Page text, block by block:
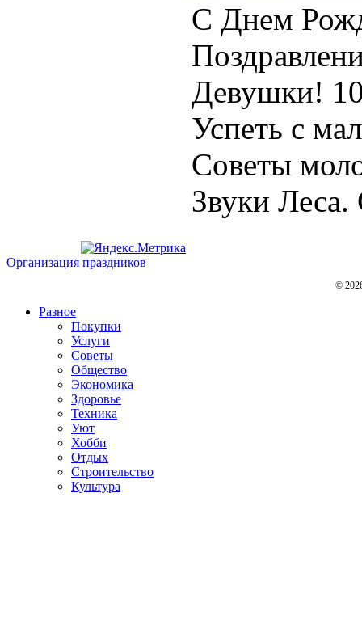
С Днем
Девушки!
Успеть с
Советы
Звуки
Организация праздников
©
Разное
Покупки
Услуги
Советы
Общество
Экономика
Здоровье
Техника
Уют
Хобби
Отдых
Строительство
Культура